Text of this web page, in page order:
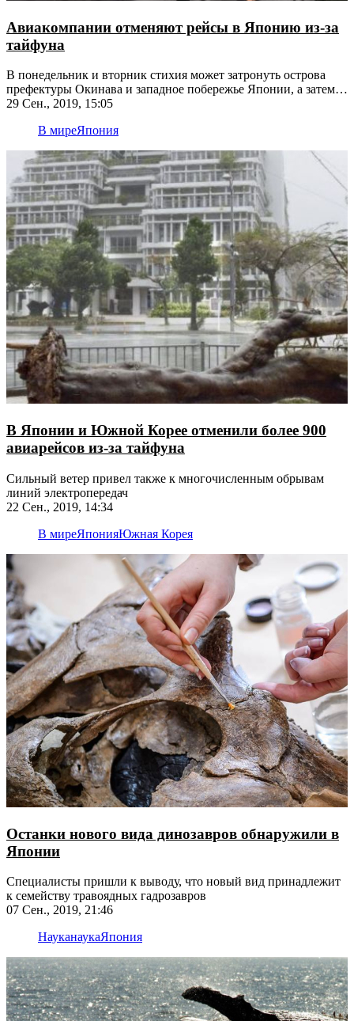
Авиакомпании отменяют рейсы в Японию из-за
тайфуна
В понедельник и вторник стихия может затронуть острова
префектуры Окинава и западное побережье Японии, а затем –
Корейский полуостров
29 Сен., 2019, 15:05
В миреЯпония
В Японии и Южной Корее отменили более 900
авиарейсов из-за тайфуна
Сильный ветер привел также к многочисленным обрывам
линий электропередач
22 Сен., 2019, 14:34
В миреЯпонияЮжная Корея
Останки нового вида динозавров обнаружили в
Японии
Специалисты пришли к выводу, что новый вид принадлежит
к семейству травоядных гадрозавров
07 Сен., 2019, 21:46
НауканаукаЯпония